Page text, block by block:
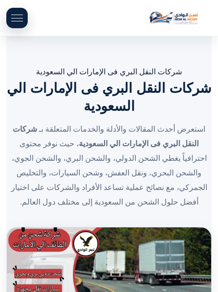
شركات النقل البري فى الإمارات الي السعودية
شركات النقل البري فى الإمارات الي
السعودية
استعرض أحدث المقالات والأدلة والخدمات المتعلقة بـ شركات
النقل البري فى الإمارات الي السعودية، حيث نوفر محتوى
احترافياً يغطي الشحن الدولي، والشحن البري، والشحن الجوي،
والشحن البحري، ونقل العفش، وشحن السيارات، والتخليص
الجمركي، مع نصائح عملية تساعد الأفراد والشركات على اختيار
أفضل حلول الشحن من السعودية إلى مختلف دول العالم.